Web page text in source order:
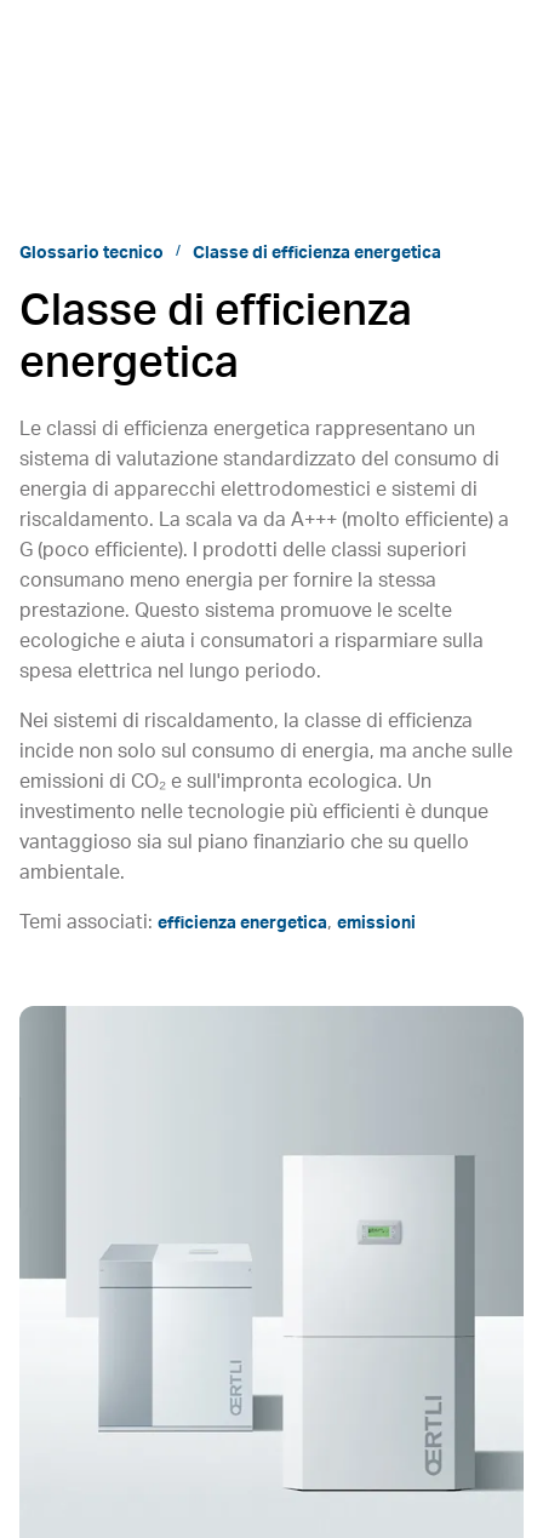
Glossario tecnico Classe di efficienza energetica
Classe di efficienza
energetica
Le classi di efficienza energetica rappresentano un
sistema di valutazione standardizzato del consumo di
energia di apparecchi elettrodomestici e sistemi di
riscaldamento. La scala va da A+++ (molto efficiente) a
G (poco efficiente). I prodotti delle classi superiori
consumano meno energia per fornire la stessa
prestazione. Questo sistema promuove le scelte
ecologiche e aiuta i consumatori a risparmiare sulla
spesa elettrica nel lungo periodo.
Nei sistemi di riscaldamento, la classe di efficienza
incide non solo sul consumo di energia, ma anche sulle
emissioni di CO₂ e sull'impronta ecologica. Un
investimento nelle tecnologie più efficienti è dunque
vantaggioso sia sul piano finanziario che su quello
ambientale.
Temi associati: efficienza energetica, emissioni